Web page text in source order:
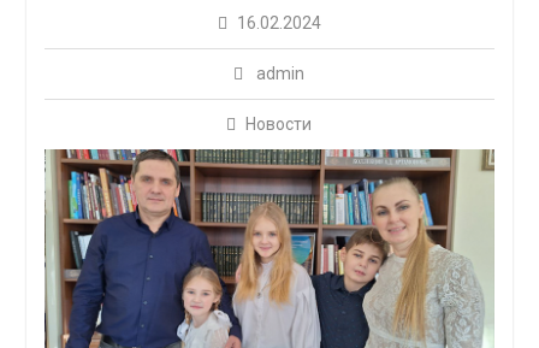
16.02.2024
admin
Новости